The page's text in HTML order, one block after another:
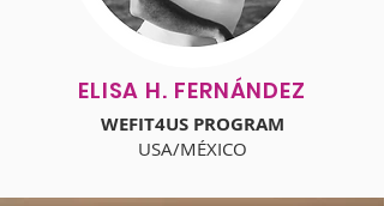
ELISA H. FERNÁNDEZ
WEFIT4US PROGRAM
USA/MÉXICO